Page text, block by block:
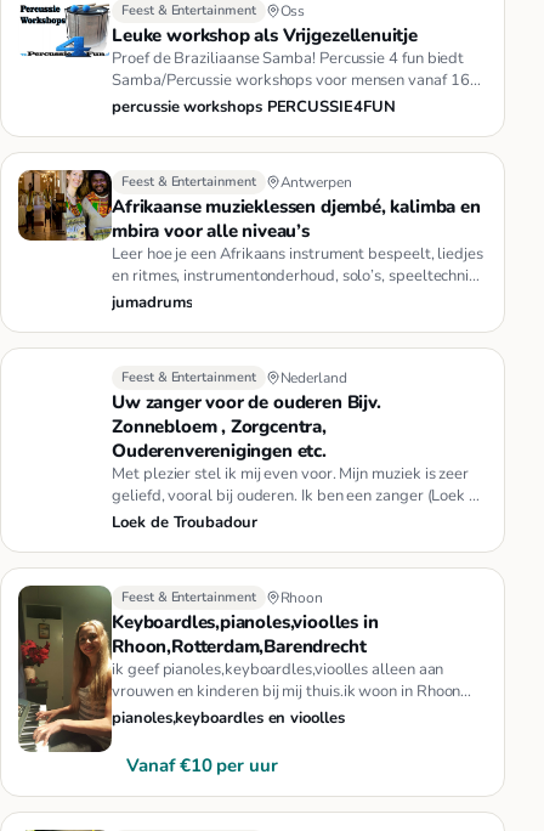
Feest & Entertainment Oss
Leuke workshop als Vrijgezellenuitje
Proef de Braziliaanse Samba! Percussie 4 fun biedt
Samba/Percussie workshops voor mensen vanaf 16
jaar en in groepsgroot…
percussie workshops PERCUSSIE4FUN
Feest & Entertainment Antwerpen
Afrikaanse muzieklessen djembé, kalimba en
mbira voor alle niveau’s
Leer hoe je een Afrikaans instrument bespeelt, liedjes
en ritmes, instrumentonderhoud, solo’s, speeltechniek
en nog veel…
jumadrums
Feest & Entertainment Nederland
Uw zanger voor de ouderen Bijv.
Zonnebloem , Zorgcentra,
Ouderenverenigingen etc.
Met plezier stel ik mij even voor. Mijn muziek is zeer
geliefd, vooral bij ouderen. Ik ben een zanger (Loek de
Troubadou…
Loek de Troubadour
Feest & Entertainment Rhoon
Keyboardles,pianoles,vioolles in
Rhoon,Rotterdam,Barendrecht
ik geef pianoles,keyboardles,vioolles alleen aan
vrouwen en kinderen bij mij thuis.ik woon in Rhoon
(Portland).het kost …
pianoles,keyboardles en vioolles
Vanaf €10 per uur